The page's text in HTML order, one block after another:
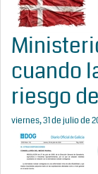
cuando
riesgo
viernes, 31 de julio de